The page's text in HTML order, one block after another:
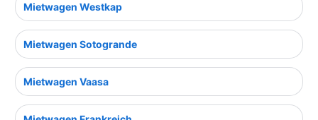
Mietwagen Westkap
Mietwagen Sotogrande
Mietwagen Vaasa